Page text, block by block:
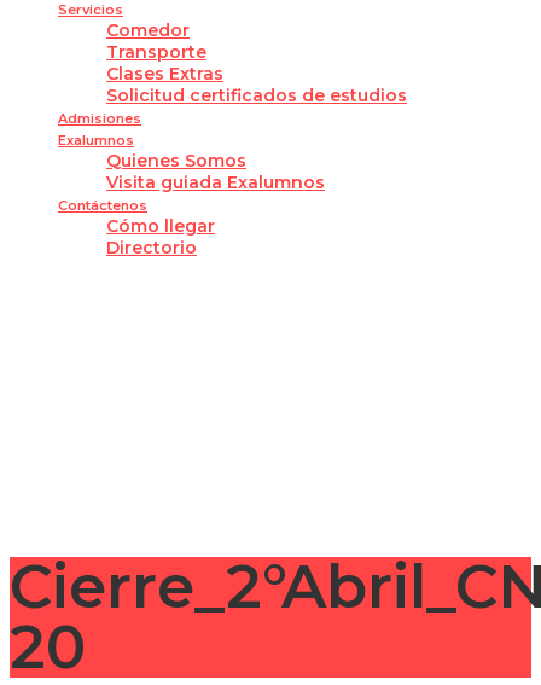
Servicios
Comedor
Transporte
Clases Extras
Solicitud certificados de estudios
Admisiones
Exalumnos
Quienes Somos
Visita guiada Exalumnos
Contáctenos
Cómo llegar
Directorio
20